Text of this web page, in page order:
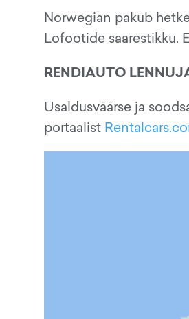
Norwegian pakub
Lofootide saarestikku.
RENDIAUTO
Usaldusväärse ja
portaalist